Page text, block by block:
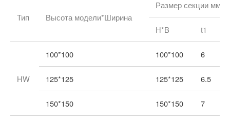
Тип Высота модели*Ширина
Размер секции мм
H*B t1
HW
100*100 100*100 6
125*125 125*125 6.5
150*150 150*150 7